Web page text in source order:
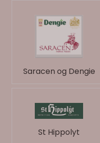
Saracen og Dengie
St Hippolyt